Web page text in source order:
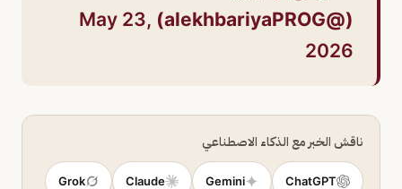
(@alekhbariyaPROG)
May 23,
2026
ناقش الخبر مع الذكاء الاصطناعي
ChatGPT
Gemini
Claude
Grok